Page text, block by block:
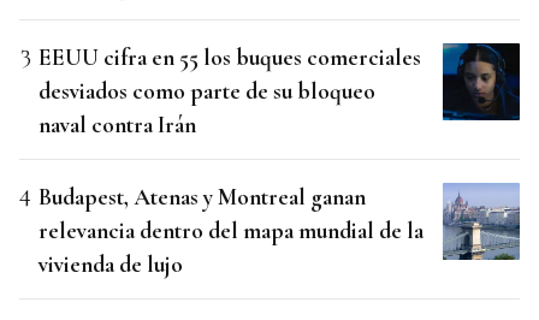
EEUU cifra en 55 los buques comerciales
desviados como parte de su bloqueo
naval contra Irán
Budapest, Atenas y Montreal ganan
relevancia dentro del mapa mundial de la
vivienda de lujo